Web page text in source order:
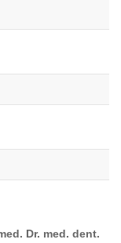
Dr. med. dent.